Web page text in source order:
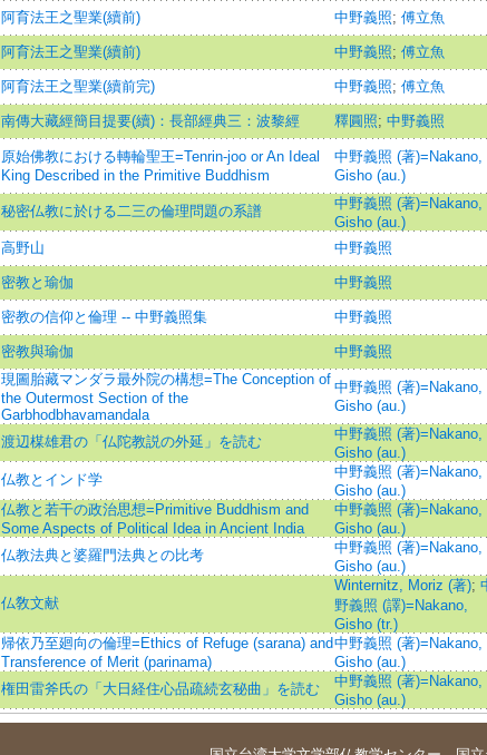
阿育法王之聖業(續前) 中野義照; 傅立魚
阿育法王之聖業(續前) 中野義照; 傅立魚
阿育法王之聖業(續前完) 中野義照; 傅立魚
南傳大藏經簡目提要(續)：長部經典三：波黎經 釋圓照; 中野義照
原始佛教における轉輪聖王=Tenrin-joo or An Ideal
King Described in the Primitive Buddhism
中野義照 (著)=Nakano,
Gisho (au.)
秘密仏教に於ける二三の倫理問題の系譜
中野義照 (著)=Nakano,
Gisho (au.)
高野山 中野義照
密教と瑜伽 中野義照
密教の信仰と倫理 -- 中野義照集 中野義照
密教與瑜伽 中野義照
現圖胎藏マンダラ最外院の構想=The Conception of
the Outermost Section of the
Garbhodbhavamandala
中野義照 (著)=Nakano,
Gisho (au.)
渡辺楳雄君の「仏陀教説の外延」を読む
中野義照 (著)=Nakano,
Gisho (au.)
仏教とインド学
中野義照 (著)=Nakano,
Gisho (au.)
仏教と若干の政治思想=Primitive Buddhism and
Some Aspects of Political Idea in Ancient India
中野義照 (著)=Nakano,
Gisho (au.)
仏教法典と婆羅門法典との比考
中野義照 (著)=Nakano,
Gisho (au.)
仏敎文献
Winternitz, Moriz (著);
野義照 (譯)=Nakano,
Gisho (tr.)
帰依乃至廻向の倫理=Ethics of Refuge (sarana) and
Transference of Merit (parinama)
中野義照 (著)=Nakano,
Gisho (au.)
権田雷斧氏の「大日経住心品疏続玄秘曲」を読む
中野義照 (著)=Nakano,
Gisho (au.)